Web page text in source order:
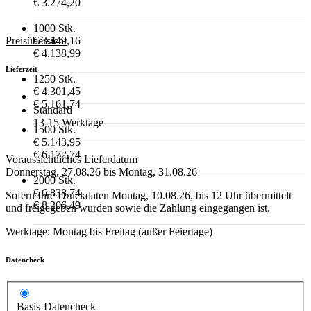
€ 3.274,20
1000 Stk.
€ 3.449,16
€ 4.138,99
1250 Stk.
€ 4.301,45
€ 5.161,74
1500 Stk.
€ 5.143,95
€ 6.172,74
2000 Stk.
€ 6.838,74
€ 8.206,49
Preisübersicht
Lieferzeit
Standard
13-15 Werktage
Voraussichtliches Lieferdatum
Donnerstag, 27.08.26 bis Montag, 31.08.26
Sofern Ihre Druckdaten Montag, 10.08.26, bis 12 Uhr übermittelt
und freigegeben wurden sowie die Zahlung eingegangen ist.
Werktage: Montag bis Freitag (außer Feiertage)
Datencheck
Basis-Datencheck